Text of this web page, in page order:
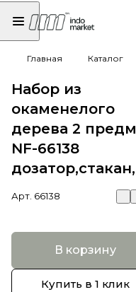
Главная Каталог
Набор из
окаменелого
дерева 2 предм
NF-66138
дозатор,стакан,
Арт. 66138
В корзину
Купить в 1 клик